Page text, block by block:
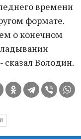
времени
формате.
о конечном
сказал Володин.